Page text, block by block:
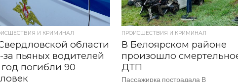
И КРИМИНАЛ
области
за пьяных водителей
год погибли 90
ПРОИСШЕСТВИЯ И КРИМИНАЛ
В Белоярском районе
произошло
ДТП
Пассажирка пострадала В